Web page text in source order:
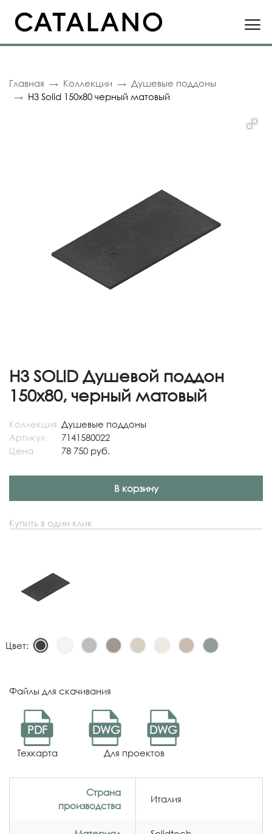
Главная Коллекции
Душевые поддоны
H3 Solid 150x80 черный матовый
H3 SOLID Душевой поддон
150x80, черный матовый
Коллекция Душевые поддоны
Артикул
7141580022
Цена
78 750 руб.
В корзину
Купить в один клик
Цвет:
Файлы для скачивания
PDF
Техкарта
DWG DWG
Для проектов
Страна
производства
Италия